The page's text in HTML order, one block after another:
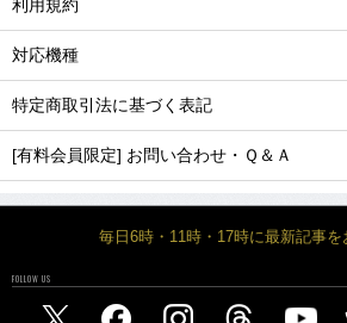
利用規約
対応機種
特定商取引法に基づく表記
[有料会員限定] お問い合わせ・Ｑ＆Ａ
毎日6時・11時・17時に最新記事を
FOLLOW US